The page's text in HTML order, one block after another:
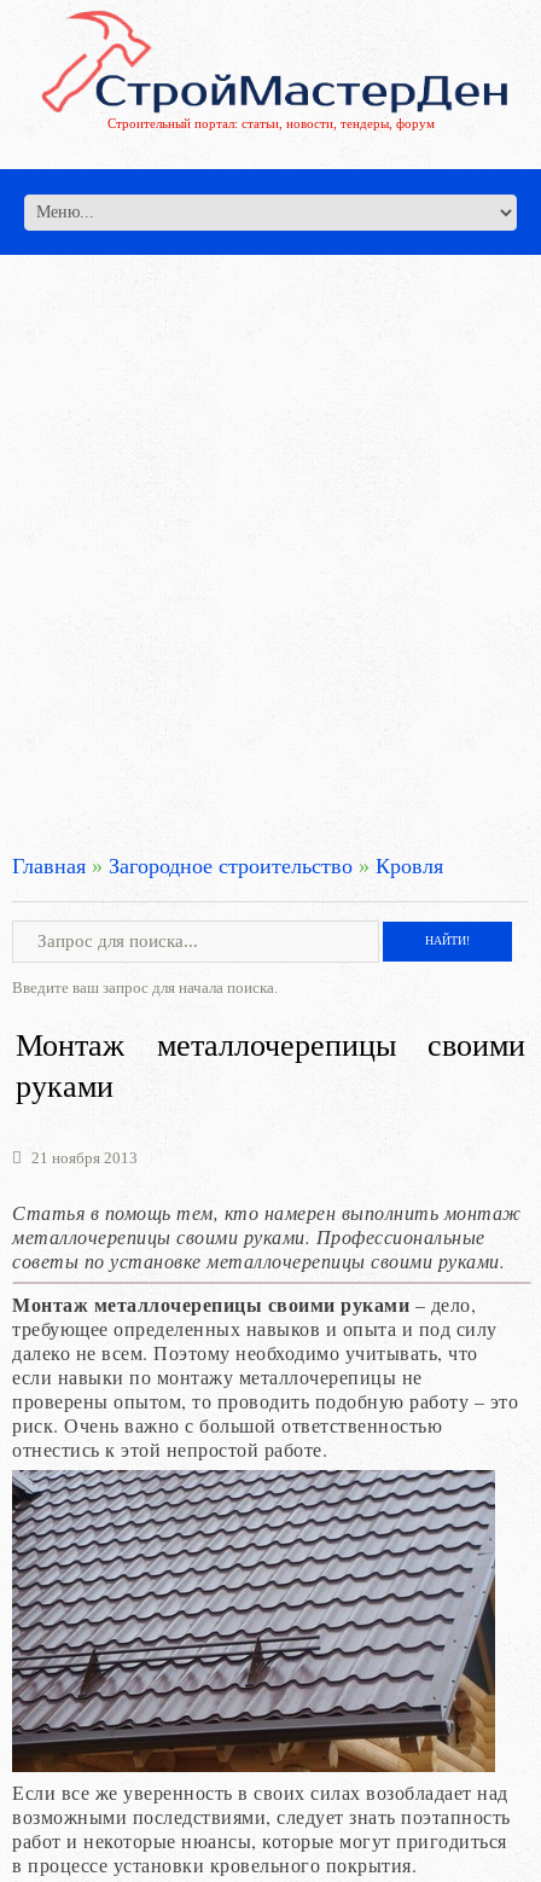
Строительный портал: статьи, новости, тендеры, форум
Главная » Загородное строительство » Кровля
Введите ваш запрос для начала поиска.
Монтаж металлочерепицы своими
руками
21 ноября 2013
Статья в помощь тем, кто намерен выполнить монтаж
металлочерепицы своими руками. Профессиональные
советы по установке металлочерепицы своими руками.
Монтаж металлочерепицы своими руками – дело,
требующее определенных навыков и опыта и под силу
далеко не всем. Поэтому необходимо учитывать, что
если навыки по монтажу металлочерепицы не
проверены опытом, то проводить подобную работу – это
риск. Очень важно с большой ответственностью
отнестись к этой непростой работе.
Если все же уверенность в своих силах возобладает над
возможными последствиями, следует знать поэтапность
работ и некоторые нюансы, которые могут пригодиться
в процессе установки кровельного покрытия.